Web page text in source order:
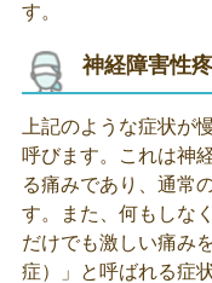
す。
神経障害性
上記のような症状が
呼びます。これは神
る痛みであり、通常
す。また、何もしな
だけでも激しい痛み
症）」と呼ばれる症